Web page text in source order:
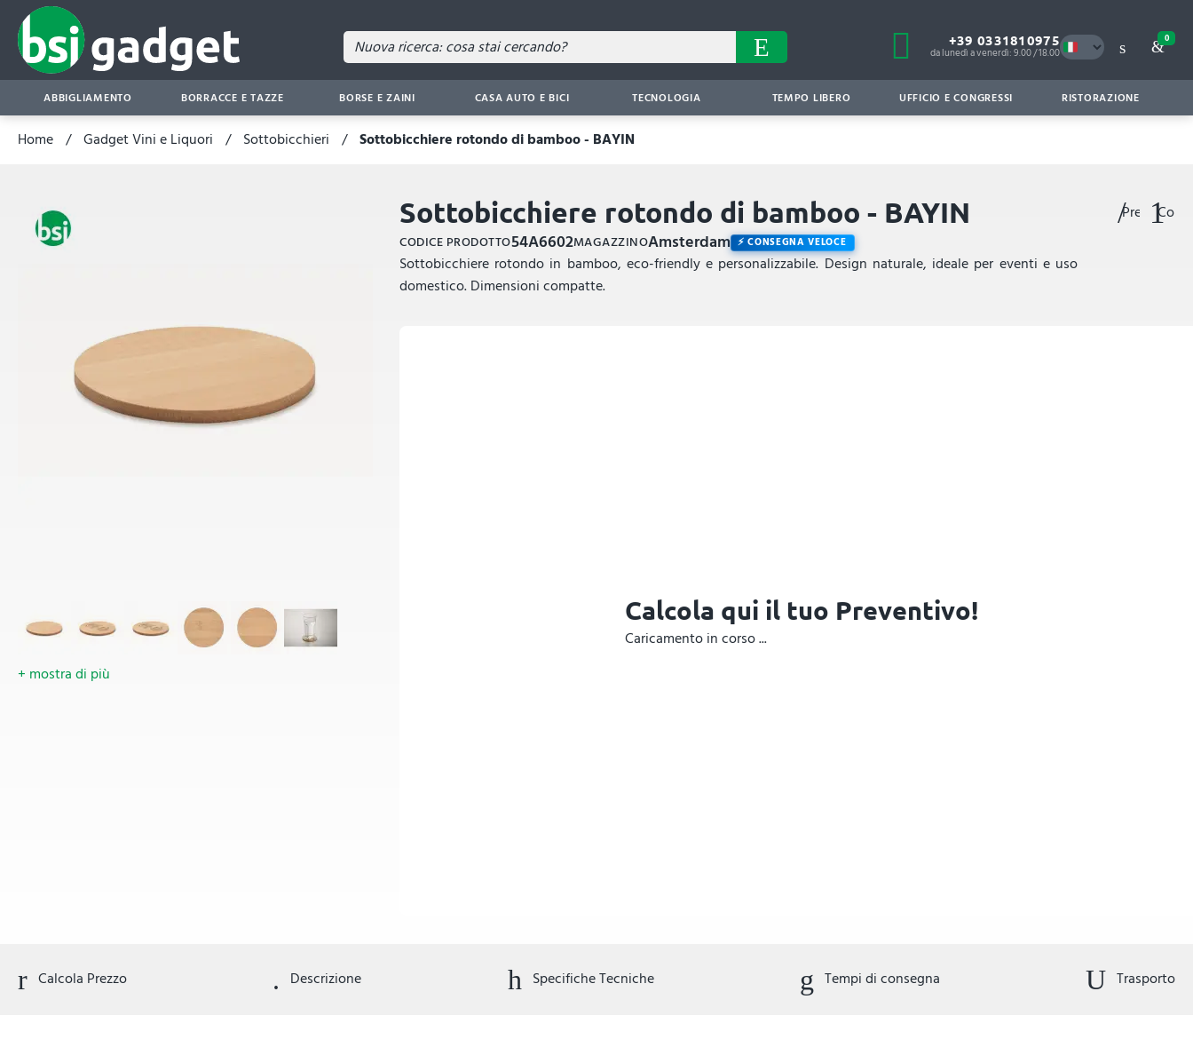
+39 0331810975
da lunedì a venerdì: 9.00 / 18.00
0
ABBIGLIAMENTO BORRACCE E TAZZE BORSE E ZAINI CASA AUTO E BICI TECNOLOGIA TEMPO LIBERO UFFICIO E CONGRESSI RISTORAZIONE
Home Gadget Vini e Liquori Sottobicchieri Sottobicchiere rotondo di bamboo - BAYIN
Sottobicchiere rotondo di bamboo - BAYIN
CODICE PRODOTTO54A6602MAGAZZINOAmsterdam CONSEGNA VELOCE
Sottobicchiere rotondo in bamboo, eco-friendly e personalizzabile. Design naturale, ideale per eventi e uso
domestico. Dimensioni compatte.
+ mostra di più
Preferiti
Calcola qui il tuo Preventivo!
Caricamento in corso ...
Calcola Prezzo Descrizione Specifiche Tecniche Tempi di consegna Trasporto